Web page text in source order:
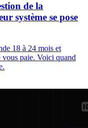
de la
système se pose
18 à 24 mois et
paie. Voici quand